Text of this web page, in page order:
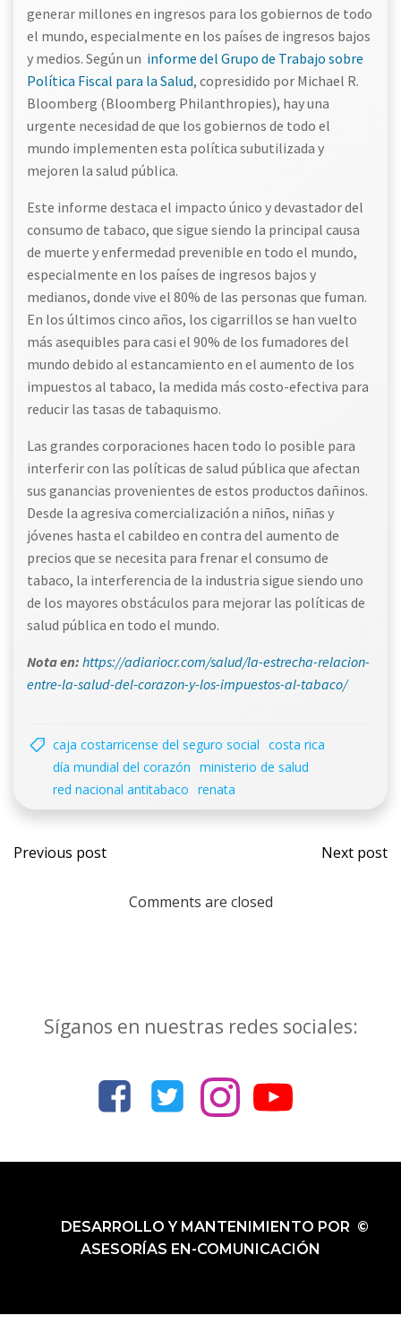
generar millones en ingresos para los gobiernos de todo
el mundo, especialmente en los países de ingresos bajos
y medios. Según un informe del Grupo de Trabajo sobre
Política Fiscal para la Salud, copresidido por Michael R.
Bloomberg (Bloomberg Philanthropies), hay una
urgente necesidad de que los gobiernos de todo el
mundo implementen esta política subutilizada y
mejoren la salud pública.
Este informe destaca el impacto único y devastador del
consumo de tabaco, que sigue siendo la principal causa
de muerte y enfermedad prevenible en todo el mundo,
especialmente en los países de ingresos bajos y
medianos, donde vive el 80% de las personas que fuman.
En los últimos cinco años, los cigarrillos se han vuelto
más asequibles para casi el 90% de los fumadores del
mundo debido al estancamiento en el aumento de los
impuestos al tabaco, la medida más costo-efectiva para
reducir las tasas de tabaquismo.
Las grandes corporaciones hacen todo lo posible para
interferir con las políticas de salud pública que afectan
sus ganancias provenientes de estos productos dañinos.
Desde la agresiva comercialización a niños, niñas y
jóvenes hasta el cabildeo en contra del aumento de
precios que se necesita para frenar el consumo de
tabaco, la interferencia de la industria sigue siendo uno
de los mayores obstáculos para mejorar las políticas de
salud pública en todo el mundo.
Nota en: https://adiariocr.com/salud/la-estrecha-relacion-
entre-la-salud-del-corazon-y-los-impuestos-al-tabaco/
caja costarricense del seguro social costa rica
día mundial del corazón ministerio de salud
red nacional antitabaco renata
Navegación
Previous post Next post
Comments are closed
Síganos en nuestras redes sociales:
DESARROLLO Y MANTENIMIENTO POR ©
ASESORÍAS EN-COMUNICACIÓN